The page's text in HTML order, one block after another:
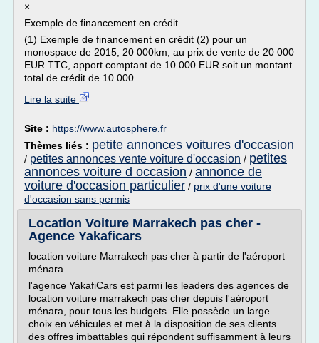
×
Exemple de financement en crédit.
(1) Exemple de financement en crédit (2) pour un
monospace de 2015, 20 000km, au prix de vente de 20 000
EUR TTC, apport comptant de 10 000 EUR soit un montant
total de crédit de 10 000...
Lire la suite
Site : https://www.autosphere.fr
Thèmes liés : petite annonces voitures d'occasion
/ petites annonces vente voiture d'occasion / petites
annonces voiture d occasion / annonce de
voiture d'occasion particulier / prix d'une voiture
d'occasion sans permis
Location Voiture Marrakech pas cher -
Agence Yakaficars
location voiture Marrakech pas cher à partir de l'aéroport
ménara
l'agence YakafiCars est parmi les leaders des agences de
location voiture marrakech pas cher depuis l'aéroport
ménara, pour tous les budgets. Elle possède un large
choix en véhicules et met à la disposition de ses clients
des offres imbattables qui répondent suffisamment à leurs